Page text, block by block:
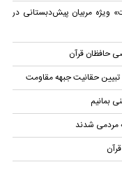
ویژه مربیان پیش‌دبستانی در
حافظان قرآن
تبیین حقانیت جبهه مقاومت
بمانیم
مردمی شدند